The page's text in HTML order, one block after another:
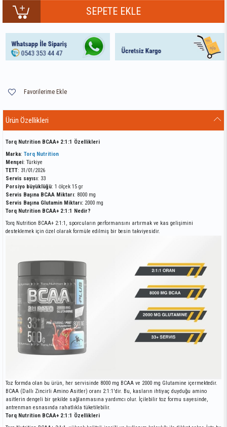
Favorilerime Ekle
Ürün Özellikleri
Torq Nutrition BCAA+ 2:1:1 Özellikleri
Marka: Torq Nutrition
Menşei: Türkiye
TETT: 31/01/2026
Servis sayısı: 33
Porsiyo büyüklüğü: 1 ölçek 15 gr
Servis Başına BCAA Miktarı: 8000 mg
Servis Başına Glutamin Miktarı: 2000 mg
Torq Nutrition BCAA+ 2:1:1 Nedir?
Torq Nutrition BCAA+ 2:1:1, sporcuların performansını artırmak ve kas gelişimini
desteklemek için özel olarak formüle edilmiş bir besin takviyesidir.
Toz formda olan bu ürün, her servisinde 8000 mg BCAA ve 2000 mg Glutamine içermektedir.
BCAA (Dallı Zincirli Amino Asitler) oranı 2:1:1'dir. Bu, kasların ihtiyaç duyduğu amino
asitlerin dengeli bir şekilde sağlanmasına yardımcı olur. İçilebilir toz formu sayesinde,
antrenman esnasında rahatlıkla tüketilebilir.
Torq Nutrition BCAA+ 2:1:1 Özellikleri